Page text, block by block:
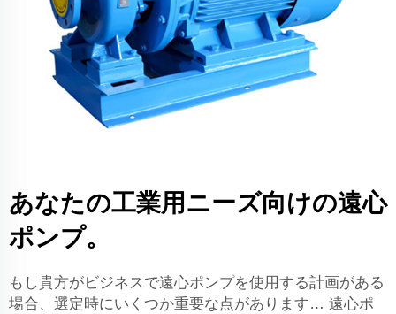
あなたの工業用ニーズ向けの遠心
ポンプ。
もし貴方がビジネスで遠心ポンプを使用する計画がある
場合、選定時にいくつか重要な点があります… 遠心ポ